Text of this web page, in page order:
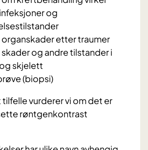
og
etter traumer
og andre tilstander i
skjelett
(biopsi)
tilfelle vurderer vi om det er
røntgenkontrast